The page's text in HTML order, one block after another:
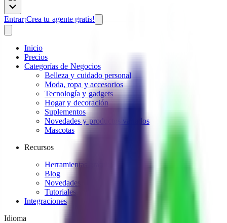
Entrar¡Crea tu agente gratis!
Inicio
Precios
Categorías de Negocios
Belleza y cuidado personal
Moda, ropa y accesorios
Tecnología y gadgets
Hogar y decoración
Suplementos
Novedades y productos variados
Mascotas
Recursos
Herramientas gratuitas
Blog
Novedades
Tutoriales
Integraciones
Idioma